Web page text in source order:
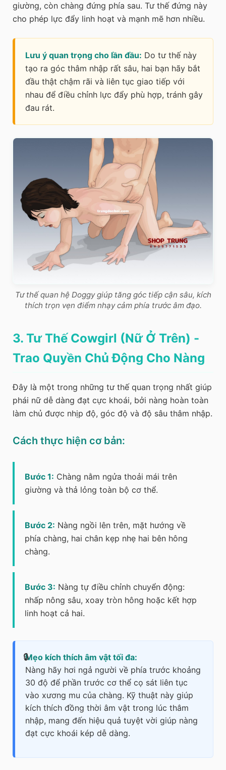
giường, còn chàng đứng phía sau. Tư thế đứng này
cho phép lực đẩy linh hoạt và mạnh mẽ hơn nhiều.
Lưu ý quan trọng cho lần đầu: Do tư thế này
tạo ra góc thâm nhập rất sâu, hai bạn hãy bắt
đầu thật chậm rãi và liên tục giao tiếp với
nhau để điều chỉnh lực đẩy phù hợp, tránh gây
đau rát.
Tư thế quan hệ Doggy giúp tăng góc tiếp cận sâu, kích
thích trọn vẹn điểm nhạy cảm phía trước âm đạo.
3. Tư Thế Cowgirl (Nữ Ở Trên) -
Trao Quyền Chủ Động Cho Nàng
Đây là một trong những tư thế quan trọng nhất giúp
phái nữ dễ dàng đạt cực khoái, bởi nàng hoàn toàn
làm chủ được nhịp độ, góc độ và độ sâu thâm nhập.
Cách thực hiện cơ bản:
Bước 1: Chàng nằm ngửa thoải mái trên
giường và thả lỏng toàn bộ cơ thể.
Bước 2: Nàng ngồi lên trên, mặt hướng về
phía chàng, hai chân kẹp nhẹ hai bên hông
chàng.
Bước 3: Nàng tự điều chỉnh chuyển động:
nhấp nông sâu, xoay tròn hông hoặc kết hợp
linh hoạt cả hai.
Mẹo kích thích âm vật tối đa:
Nàng hãy hơi ngả người về phía trước khoảng
30 độ để phần trước cơ thể cọ sát liên tục
vào xương mu của chàng. Kỹ thuật này giúp
kích thích đồng thời âm vật trong lúc thâm
nhập, mang đến hiệu quả tuyệt vời giúp nàng
đạt cực khoái kép dễ dàng.